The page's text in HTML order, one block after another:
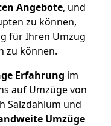
Angebote, und
zu können,
für Ihren Umzug
zu können.
Erfahrung im
auf Umzüge von
Salzdahlum und
Umzüge